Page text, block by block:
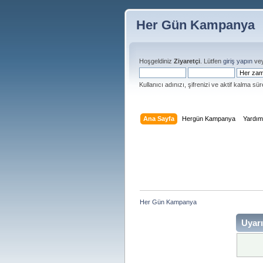
Her Gün Kampanya
Hoşgeldiniz Ziyaretçi . Lütfen giriş yapın
Kullanıcı adınızı, şifrenizi ve aktif kalma
Ana Sayfa Hergün Kampanya Yardım
Her Gün Kampanya